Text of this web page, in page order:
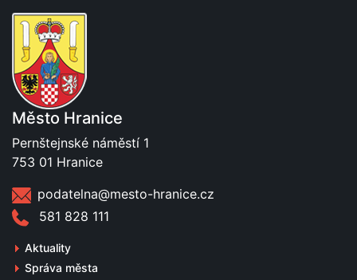
Město Hranice
Pernštejnské náměstí 1
753 01 Hranice
podatelna@mesto-hranice.cz
581 828 111
Aktuality
Správa města